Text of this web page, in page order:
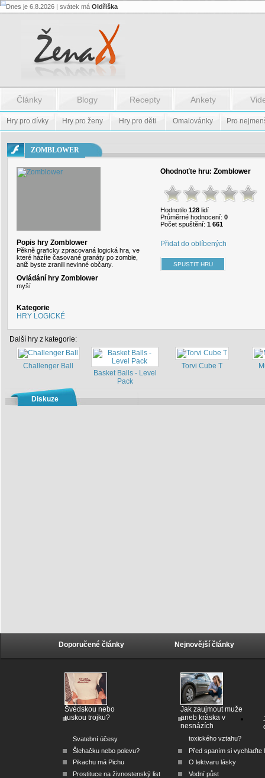
Flash.nazev
Flash.nazev
Dnes je 6.8.2026 | svátek má Oldřiška
Články Blogy Recepty Ankety
Hry pro dívky Hry pro ženy Hry pro děti Omalovánky Pro
ZOMBLOWER
Popis hry Zomblower
Pěkně graficky zpracovaná logická hra, ve
které házíte časované granáty po zombie,
aniž byste zranili nevinné občany.
Ovládání hry Zomblower
myší
Kategorie
HRY LOGICKÉ
Ohodnoťte hru: Zomblower
Hodnotilo 128 lidí
Průměrné hodnocení: 0
Počet spuštění: 1 661
Přidat do oblíbených
Další hry z kategorie:
Challenger Ball
Basket Balls - Level
Pack
Torvi Cube T
Diskuze
Doporučené články
Švédskou nebo
ruskou trojku?
Svatební účesy
Šlehačku nebo polevu?
Pikachu má Pichu
Prostituce na živnostenský list
Nejnovější články
Jak zaujmout muže
aneb kráska v
nesnázích
toxického vztahu?
Před spaním si vychlaďte
O lektvaru lásky
Vodní půst